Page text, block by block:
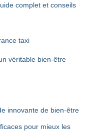
complet et conseils
taxi
véritable bien-être
innovante de bien-être
pour mieux les